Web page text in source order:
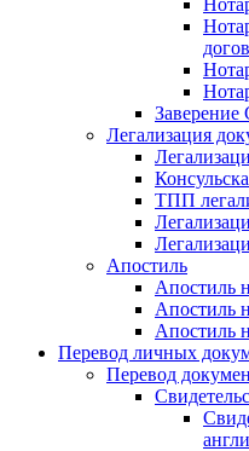
Заверение
Легализация
ТПП
Апостиль
Апостиль
Апостиль
Апостиль
Перевод личных
Перевод